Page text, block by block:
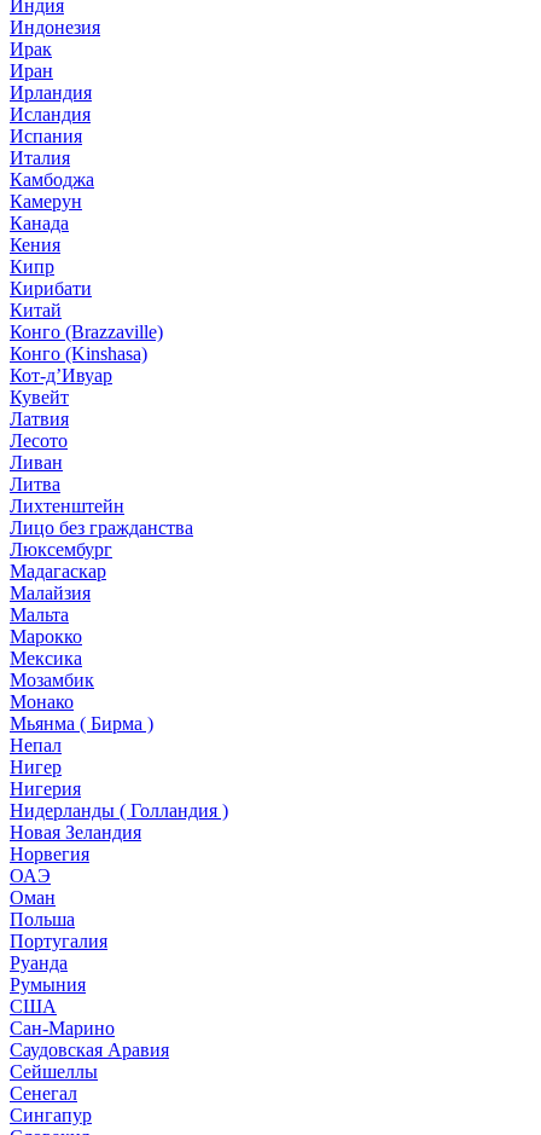
Индия
Индонезия
Ирак
Иран
Ирландия
Исландия
Испания
Италия
Камбоджа
Камерун
Канада
Кения
Кипр
Кирибати
Китай
Конго (Brazzaville)
Конго (Kinshasa)
Кот-д’Ивуар
Кувейт
Латвия
Лесото
Ливан
Литва
Лихтенштейн
Лицо без гражданства
Люксембург
Мадагаскар
Малайзия
Мальта
Марокко
Мексика
Мозамбик
Монако
Мьянма ( Бирма )
Непал
Нигер
Нигерия
Нидерланды ( Голландия )
Новая Зеландия
Норвегия
ОАЭ
Оман
Польша
Португалия
Руанда
Румыния
США
Сан-Марино
Саудовская Аравия
Сейшеллы
Сенегал
Сингапур